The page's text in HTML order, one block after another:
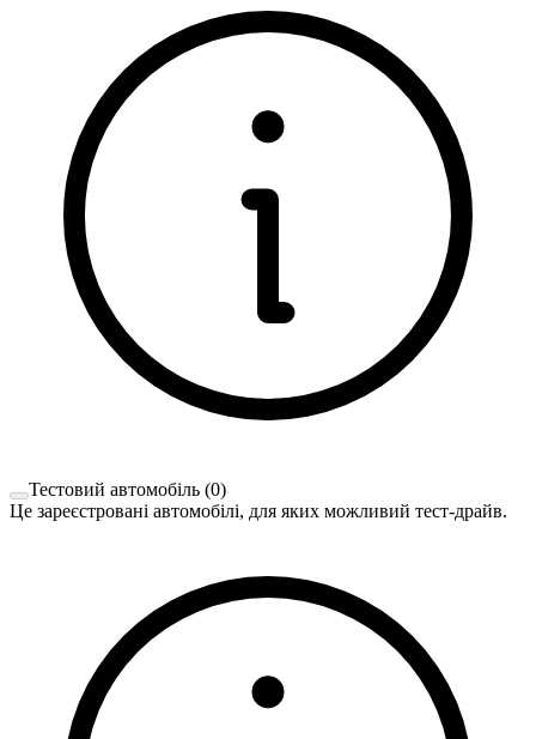
Тестовий автомобіль (0)
Це зареєстровані автомобілі, для яких можливий тест-драйв.